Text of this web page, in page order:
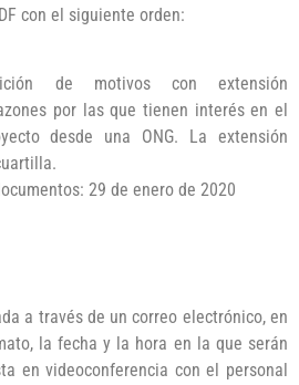
con el siguiente orden:
de motivos con extensión
por las que tienen interés en el
desde una ONG. La extensión
29 de enero de 2020
a través de un correo electrónico, en
la fecha y la hora en la que serán
en videoconferencia con el personal